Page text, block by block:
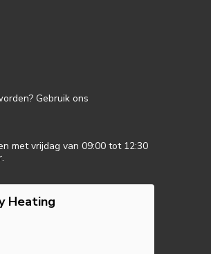
Gebruik ons
met vrijdag van 09:00 tot 12:30
Heating